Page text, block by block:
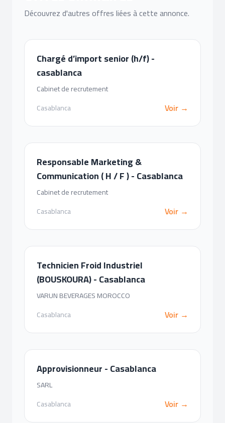
Découvrez d'autres offres liées à cette annonce.
Chargé d’import senior (h/f) -
casablanca
Cabinet de recrutement
Casablanca
Voir →
Responsable Marketing &
Communication ( H / F ) - Casablanca
Cabinet de recrutement
Casablanca
Voir →
Technicien Froid Industriel
(BOUSKOURA) - Casablanca
VARUN BEVERAGES MOROCCO
Casablanca
Voir →
Approvisionneur - Casablanca
SARL
Casablanca
Voir →